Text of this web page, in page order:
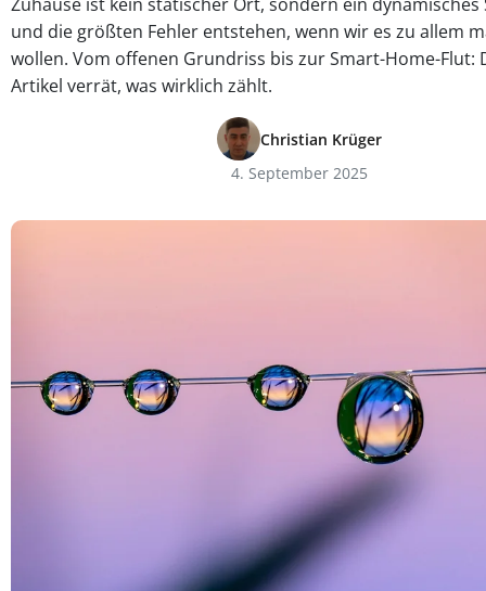
und die größten Fehler entstehen, wenn wir es zu allem
wollen. Vom offenen Grundriss bis zur Smart-Home-Flut:
Artikel verrät, was wirklich zählt.
Christian Krüger
4. September 2025